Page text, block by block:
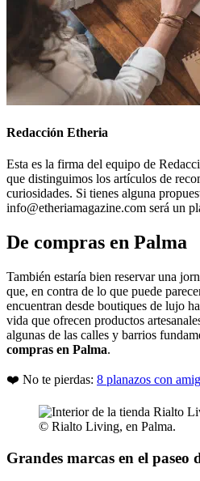
Redacción Etheria
Esta es la firma del equipo de
que distinguimos los artículos de
curiosidades. Si tienes alguna
info@etheriamagazine.com será un
De compras en Palma
También estaría bien reservar una
que, en contra de lo que puede
encuentran desde boutiques de lujo
vida que ofrecen productos
algunas de las calles y barrios
compras en Palma.
❤️ No te pierdas: 8 planazos con
© Rialto Living, en Palma.
Grandes marcas en el paseo